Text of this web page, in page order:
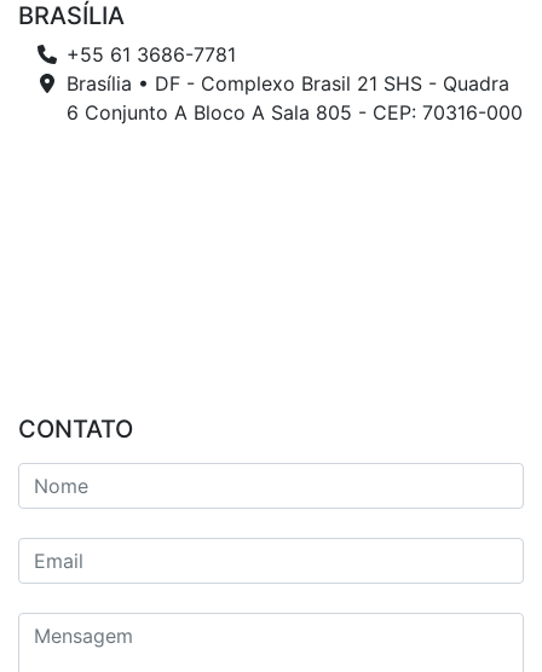
BRASÍLIA
+55 61 3686-7781
Brasília • DF - Complexo Brasil 21 SHS - Quadra
6 Conjunto A Bloco A Sala 805 - CEP: 70316-000
CONTATO